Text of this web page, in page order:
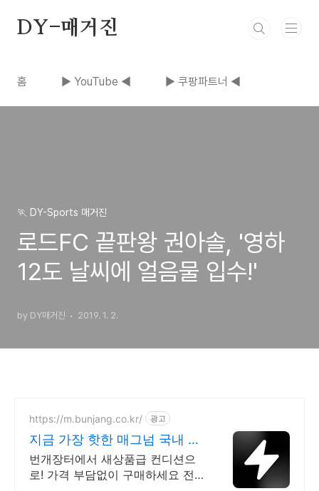
DY-매거진
홈 ▶ YouTube ◀ ▶ 쿠팡파트너 ◀
🏃 DY-Sports 매거진
로드FC 끝판왕 권아솔, '영하
12도 날씨에 얼음물 입수!'
by DY매거진 2019. 1. 2.
https://m.bunjang.co.kr/ 광고
지금 가장 핫한 매그넘 국내 최
대 브랜드 중고거래
번개장터에서 새상품급 컨디션으
로! 가격 부담없이 구매하세요 전